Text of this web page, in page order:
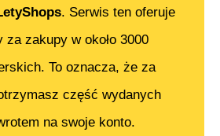
. Serwis ten oferuje
za zakupy w około 3000
To oznacza, że za
część wydanych
na swoje konto.